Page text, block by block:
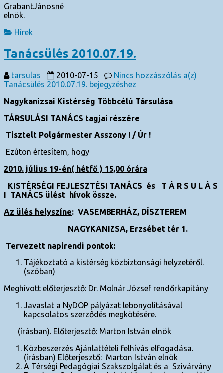
GrabantJánosné
elnök.
Hírek
Tanácsülés 2010.07.19.
tarsulas 2010-07-15 Nincs hozzászólás a(z)
Tanácsülés 2010.07.19. bejegyzéshez
Nagykanizsai Kistérség Többcélú Társulása
TÁRSULÁSI TANÁCS tagjai részére
Tisztelt Polgármester Asszony ! / Úr !
Ezúton értesítem, hogy
2010. július 19-én( hétfő ) 15,00 órára
KISTÉRSÉGI FEJLESZTÉSI TANÁCS és
T Á R S U L Á S
I TANÁCS ülést hívok össze.
Az ülés helyszíne: VASEMBERHÁZ, DÍSZTEREM
NAGYKANIZSA, Erzsébet tér 1.
Tervezett napirendi pontok:
Tájékoztató a kistérség közbiztonsági helyzetéről.
(szóban)
Meghívott előterjesztő: Dr. Molnár József rendőrkapitány
Javaslat a NyDOP pályázat lebonyolításával
kapcsolatos szerződés megkötésére.
(írásban). Előterjesztő: Marton István elnök
Közbeszerzés Ajánlattételi felhívás elfogadása.
(írásban) Előterjesztő: Marton István elnök
A Térségi Pedagógiai Szakszolgálat és a Szivárvány